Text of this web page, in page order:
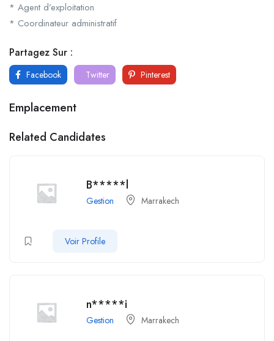
* Agent d’exploitation
* Coordinateur administratif
Partagez Sur :
Facebook Twitter Pinterest
Emplacement
Related Candidates
B*****l
Gestion Marrakech
Voir Profile
n*****i
Gestion Marrakech